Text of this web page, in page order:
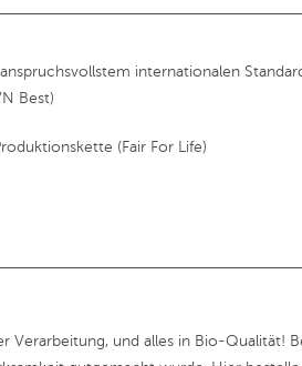
internationalen
Best)
(Fair For Life)
Verarbeitung, und alles in Bio-Qualität!